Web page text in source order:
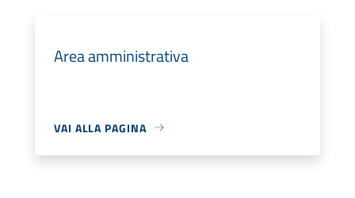
Area amministrativa
VAI ALLA PAGINA